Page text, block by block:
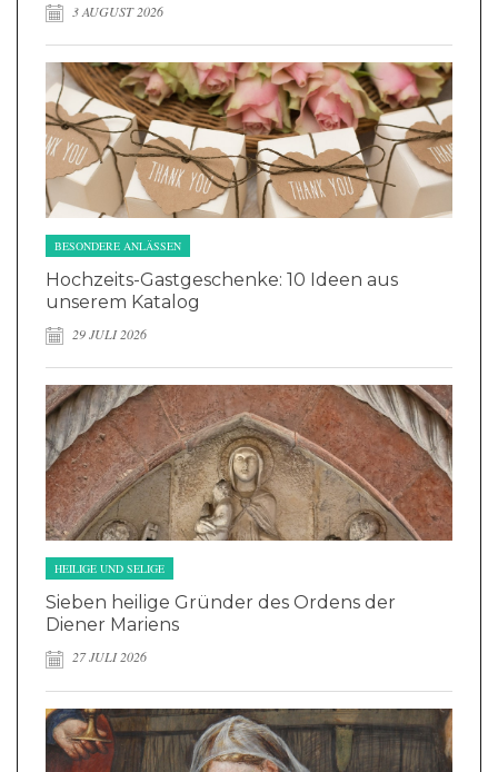
3 AUGUST 2026
BESONDERE ANLÄSSEN
Hochzeits-Gastgeschenke: 10 Ideen aus
unserem Katalog
29 JULI 2026
HEILIGE UND SELIGE
Sieben heilige Gründer des Ordens der
Diener Mariens
27 JULI 2026